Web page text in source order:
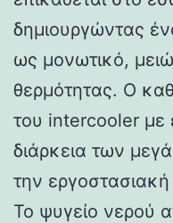
δημιουργώντας
ως μονωτικό,
θερμότητας. Ο
του intercooler με
διάρκεια των
την
Το ψυγείο νερού